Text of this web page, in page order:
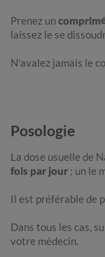
Prenez un
laissez le se
N'avalez jamais le
Posologie
La dose usuelle de
fois par jour ; un le
Il est préférable de
Dans tous les cas,
votre médecin.